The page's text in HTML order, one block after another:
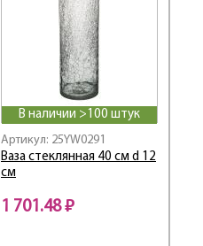
В наличии >100 штук
Артикул: 25YW0291
Ваза стеклянная 40 см d 12
см
1 701.48 ₽